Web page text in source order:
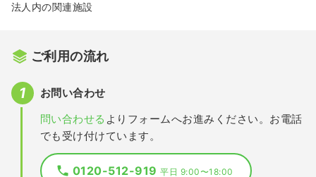
法人内の関連施設
ご利用の流れ
お問い合わせ
問い合わせる よりフォームへお進みください。お電話
でも受け付けています。
0120-512-919平日 9:00〜18:00